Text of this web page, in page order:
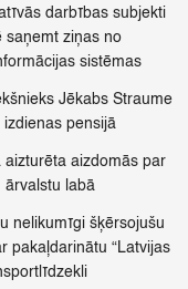
darbības subjekti
saņemt ziņas no
sistēmas
Jēkabs Straume
pensijā
aizturēta aizdomās par
ārvalstu labā
nelikumīgi šķērsojušu
pakaļdarinātu “Latvijas